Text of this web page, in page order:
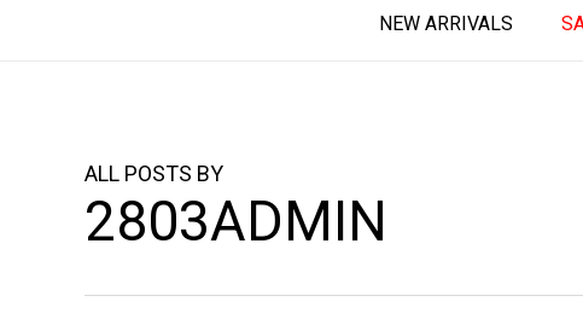
NEW ARRIVALS
ALL POSTS BY
2803ADMIN